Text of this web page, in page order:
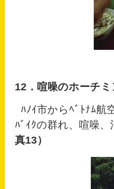
12 ．喧噪のホーチ
ﾊﾉｲ市からﾍﾞﾄﾅﾑ航
ﾊﾞｲｸの群れ、喧噪
真13）